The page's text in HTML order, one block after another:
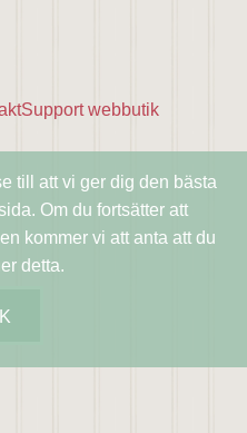
Support webbutik
till att vi ger dig den bästa
Om du fortsätter att
kommer vi att anta att du
detta.